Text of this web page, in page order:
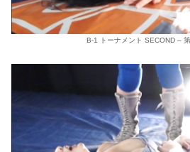
B-1 トーナメント SECOND –